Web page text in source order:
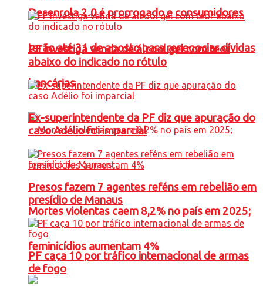
Desenrola 2.0 é prorrogado e consumidores
terão até 31 de agosto para renegociar dívidas
bancárias
Mortes violentas caem 8,2% no país em 2025;
feminicídios aumentam 4%
PF investiga venda de álcool gel com teor
abaixo do indicado no rótulo
Ex-superintendente da PF diz que apuração do
caso Adélio foi imparcial
Presos fazem 7 agentes reféns em rebelião em
presídio de Manaus
PF caça 10 por tráfico internacional de armas
de fogo